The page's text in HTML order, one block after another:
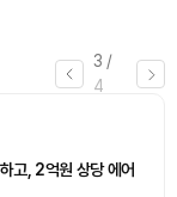
3 /
4
, 2억원 상당 에어